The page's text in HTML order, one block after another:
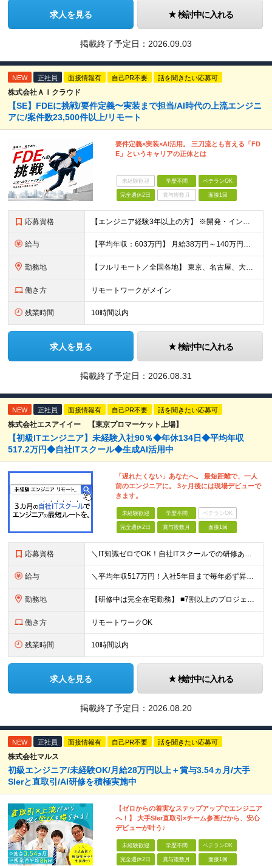
求人を見る 検討中に入れる
掲載終了予定日： 2026.09.03
NEW 正社員 面接情報有 自己PR不要 話を聞きたい応募可
株式会社ＡＩクラウド
【SE】FDEに挑戦/要件定義〜実装まで担当/AI時代の上流エンジニ
アに/案件数23,500件以上/リモート
要件定義×実装×AI活用。 三刀流とも言える「FD
E」というキャリアの正体とは
未経験歓迎 学歴不問 ベテランOK
完全週休2日 賞与複数月 面接1回
応募資格 【エンジニア経験3年以上の方】 ※開発・インフラ・工程・言語一切不問 ※文理・学歴不問 【歓迎条件】 ◆Python実務経験がある方 ◆LLM・生成AIを使った開発経験がある方 ◆要件定義・顧客折衝
給与 【平均年収：603万円】 月給38万円～140万円＋諸手当（経験者） 【平均年収603万円】 ※案件の契約内容や昇給額などはすべて開示します。 ※経験や能力を考慮し決定します。 ※月給には固定残業
勤務地 【フルリモート／全国各地】 東京、名古屋、大阪、福岡を中心とした全国のプロジェクトにアサイン。 ※プロジェクトは完全選択制です。 ※フルリモート、ハイブリッド型、常駐案件から自由に選択可能です。 ※転
働き方 リモートワークがメイン
残業時間 10時間以内
求人を見る 検討中に入れる
掲載終了予定日： 2026.08.31
NEW 正社員 面接情報有 自己PR不要 話を聞きたい応募可
株式会社エスアイイー 【東京プロマーケット上場】
【初級ITエンジニア】未経験入社90％◆年休134日◆平均年収
517.2万円◆自社ITスクール◆生成AI活用中
「遅れたくない」あなたへ。 最短距離で、一人
前のエンジニアに。 3ヶ月後には現場デビューで
きます。
未経験歓迎 学歴不問 ベテランOK
完全週休2日 賞与複数月 面接1回
応募資格 ＼IT知識ゼロでOK！自社ITスクールでの研修あり／ ■完全未経験OK(文系出身70％) ■第二新卒歓迎 ■学歴不問 └社会人未経験の方も歓迎します！ 5名以上の採用を予定しているので、同期と入社も
給与 ＼平均年収517万円！入社5年目まで毎年必ず昇給／ ■賞与年3回 ■年収800万円以上も可 ■入社3年以上の平均年収469.2万円 月給23万2000円以上＋賞与年3回＋各種手当 ☆入社5年目まで最
勤務地 【研修中は完全在宅勤務】 ■7割以上のプロジェクトでリモートワークを導入 ■フルリモートもあり ■一都三県のプロジェクト先 ■転居を伴う転勤なし ＜プロジェクト先＞ 東京・神奈川・千葉・埼玉でのプロ
働き方 リモートワークOK
残業時間 10時間以内
求人を見る 検討中に入れる
掲載終了予定日： 2026.08.20
NEW 正社員 面接情報有 自己PR不要 話を聞きたい応募可
株式会社マルス
初級エンジニア/未経験OK/月給28万円以上＋賞与3.54ヵ月/大手
SIerと直取引/AI研修を積極実施中
【ゼロからの着実なステップアップでエンジニア
へ！】 大手SIer直取引×チーム参画だから、安心
デビューが叶う♪
未経験歓迎 学歴不問 ベテランOK
完全週休2日 賞与複数月 面接1回